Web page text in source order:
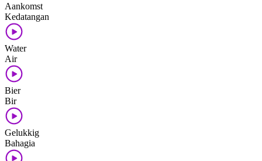
Aankomst
Kedatangan
Water
Air
Bier
Bir
Gelukkig
Bahagia